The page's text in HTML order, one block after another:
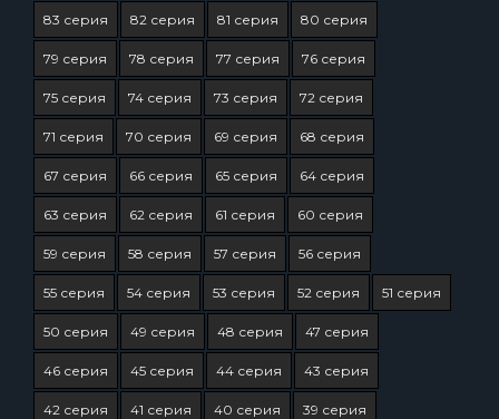
83 серия 82 серия 81 серия 80 серия
79 серия 78 серия 77 серия 76 серия
75 серия 74 серия 73 серия 72 серия
71 серия 70 серия 69 серия 68 серия
67 серия 66 серия 65 серия 64 серия
63 серия 62 серия 61 серия 60 серия
59 серия 58 серия 57 серия 56 серия
55 серия 54 серия 53 серия 52 серия 51 серия
50 серия 49 серия 48 серия 47 серия
46 серия 45 серия 44 серия 43 серия
42 серия 41 серия 40 серия 39 серия